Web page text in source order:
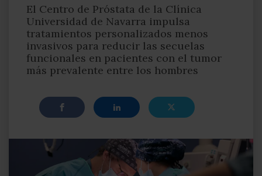
El Centro de Próstata de la Clínica
Universidad de Navarra impulsa
tratamientos personalizados menos
invasivos para reducir las secuelas
funcionales en pacientes con el tumor
más prevalente entre los hombres